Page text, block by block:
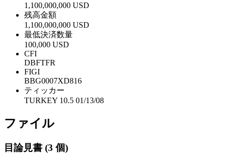
1,100,000,000 USD
残高金額
1,100,000,000 USD
最低決済数量
100,000 USD
CFI
DBFTFR
FIGI
BBG0007XD816
ティッカー
TURKEY 10.5 01/13/08
ファイル
目論見書 (3 個)